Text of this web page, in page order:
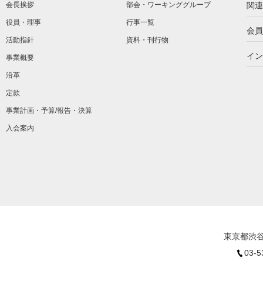
会長挨拶
役員・理事
活動指針
事業概要
沿革
定款
事業計画・予算/報告・決算
入会案内
部会・ワーキンググループ
行事一覧
資料・刊行物
関
会
イ
東京都渋
03-